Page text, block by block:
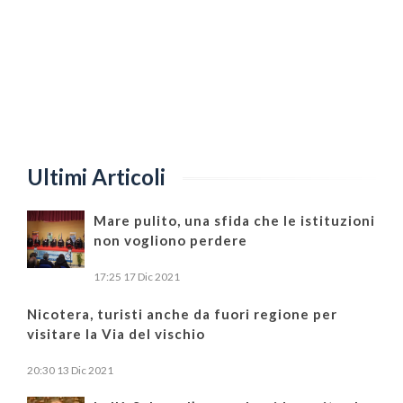
Ultimi Articoli
Mare pulito, una sfida che le istituzioni
non vogliono perdere
17:25 17 Dic 2021
Nicotera, turisti anche da fuori regione per
visitare la Via del vischio
20:30 13 Dic 2021